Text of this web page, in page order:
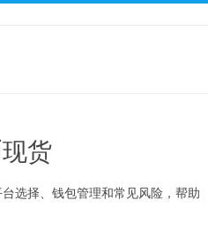
货
选择、钱包管理和常见风险，帮助